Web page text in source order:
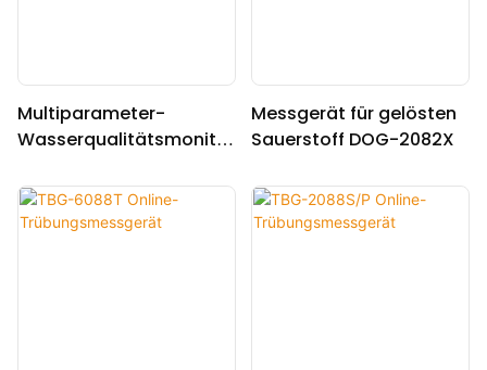
Multiparameter-
Wasserqualitätsmonitor
Messgerät für gelösten
Sauerstoff DOG-2082X